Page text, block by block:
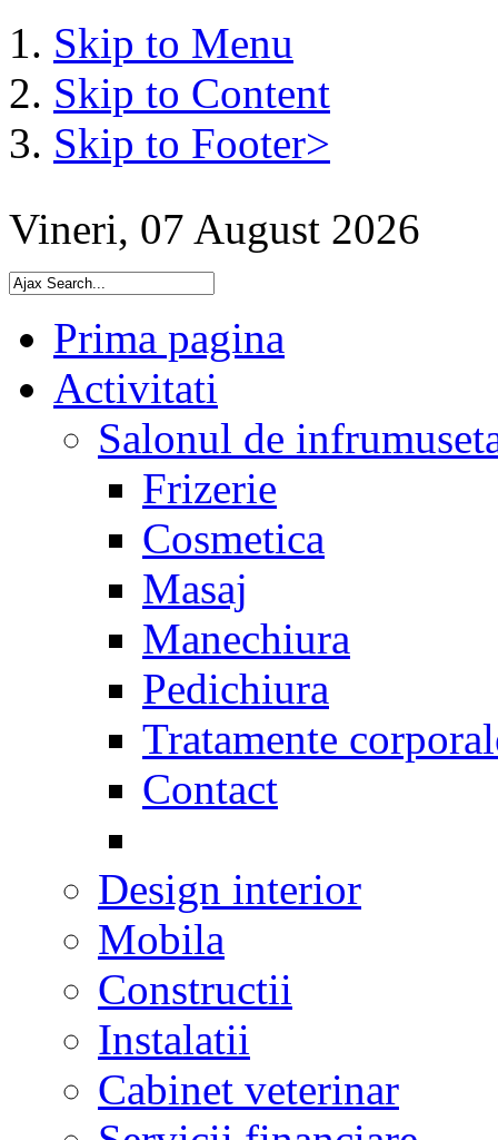
Skip to Menu
Skip to Content
Skip to Footer>
Vineri, 07 August 2026
Prima pagina
Activitati
Salonul de
Frizerie
Cosmetica
Masaj
Manechiura
Pedichiura
Tratamente
Contact
Design interior
Mobila
Constructii
Instalatii
Cabinet veterinar